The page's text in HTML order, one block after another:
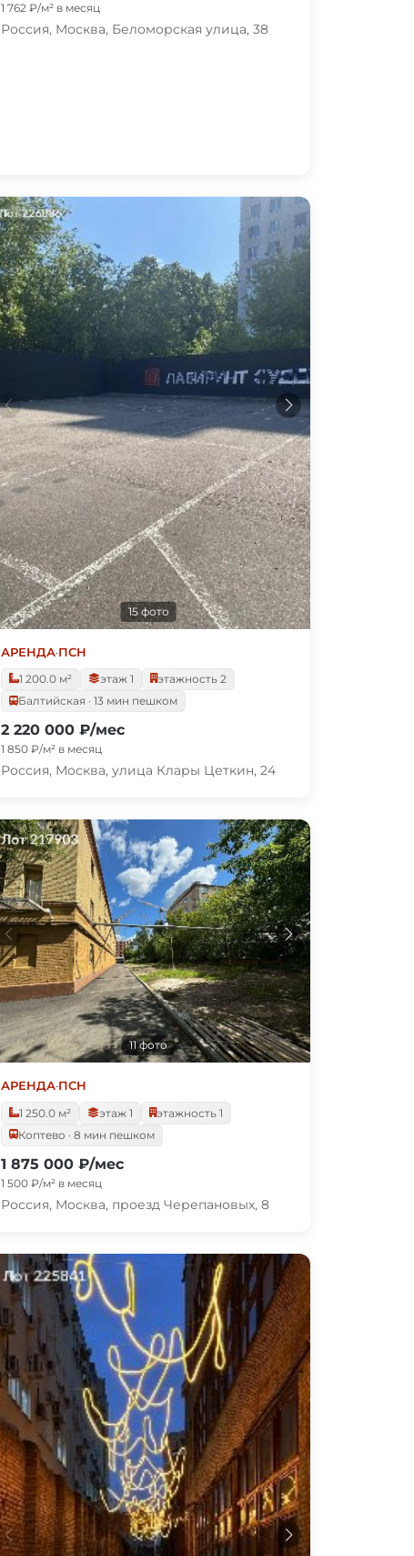
1 762 ₽/м² в месяц
Россия, Москва, Беломорская улица, 38
15 фото
АРЕНДА·ПСН
1 200.0 м²
этаж 1
этажность 2
Балтийская · 13 мин пешком
2 220 000 ₽/мес
1 850 ₽/м² в месяц
Россия, Москва, улица Клары Цеткин, 24
11 фото
АРЕНДА·ПСН
1 250.0 м²
этаж 1
этажность 1
Коптево · 8 мин пешком
1 875 000 ₽/мес
1 500 ₽/м² в месяц
Россия, Москва, проезд Черепановых, 8